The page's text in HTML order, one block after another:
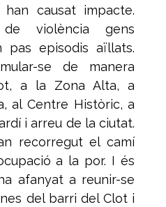
causat impacte.
violència gens
pas episodis aïllats.
se de manera
a la Zona Alta, a
al Centre Històric, a
i arreu de la ciutat.
recorregut el camí
a la por. I és
afanyat a reunir-se
del barri del Clot i